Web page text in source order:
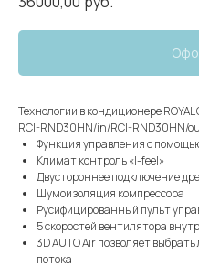
Технологии в кондиционере
RCI-RND30HN/in/RCI-RND30HN/
Функция управления с
Климат контроль «I-feel»
Двустороннее подключение
Шумоизоляция компрессора
Русифицированный пульт
5 скоростей вентилятора
3D AUTO Air позволяет
потока